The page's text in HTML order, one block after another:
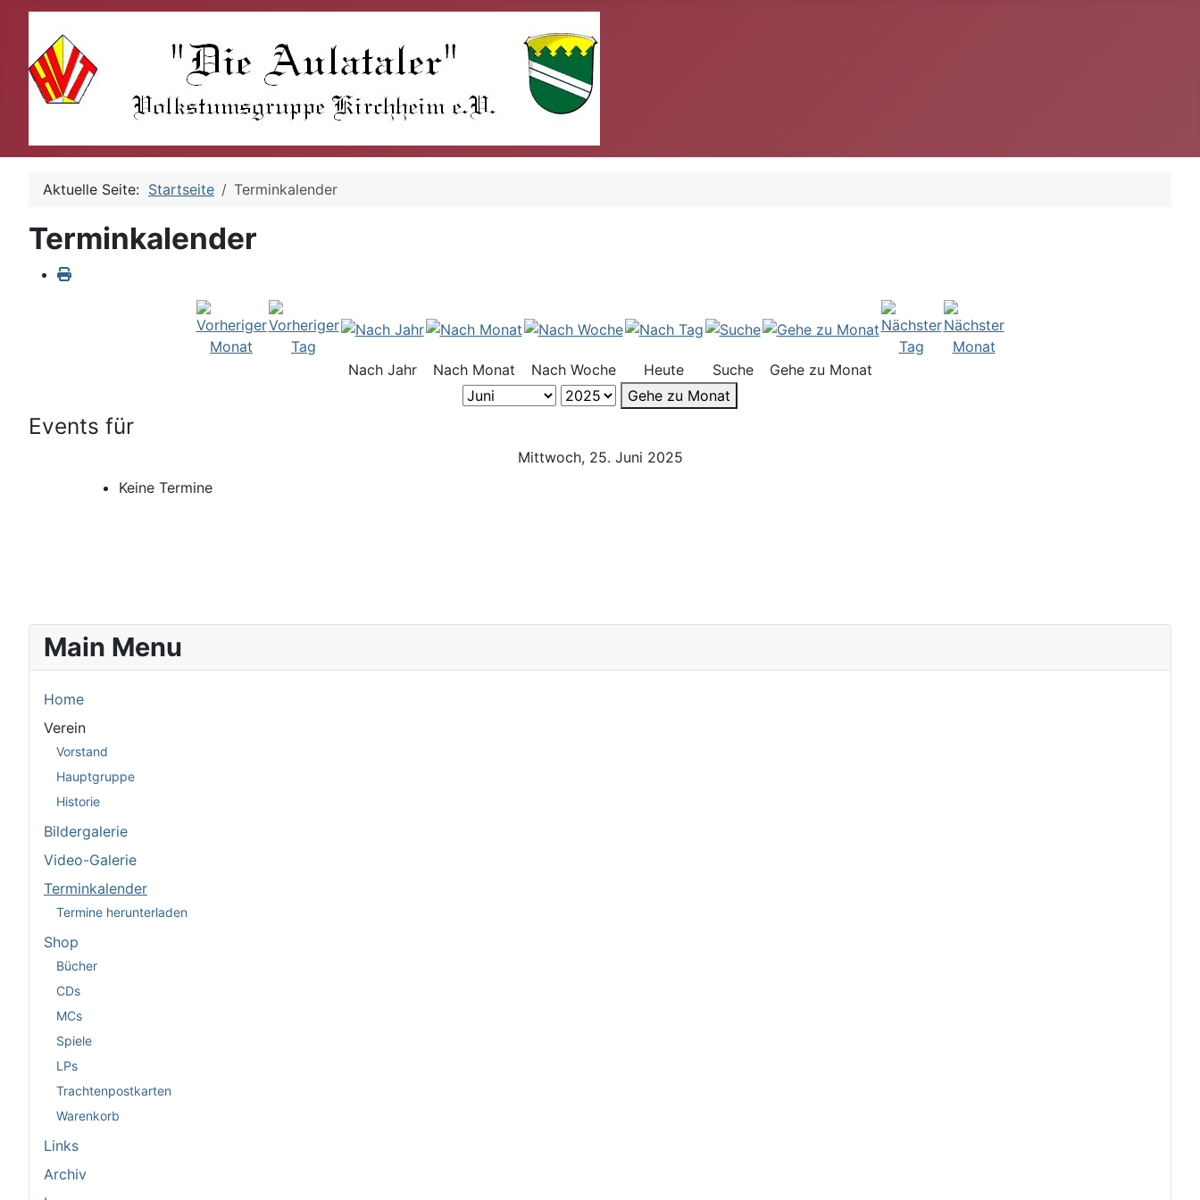
Aktuelle Seite: Startseite Terminkalender
Terminkalender
Nach Jahr Nach Monat Nach Woche Heute Suche
Gehe zu Monat
Gehe zu Monat
Events für
Mittwoch, 25. Juni 2025
Keine Termine
Main Menu
Home
Verein
Vorstand
Hauptgruppe
Historie
Bildergalerie
Video-Galerie
Terminkalender
Termine herunterladen
Shop
Bücher
CDs
MCs
Spiele
LPs
Trachtenpostkarten
Warenkorb
Links
Archiv